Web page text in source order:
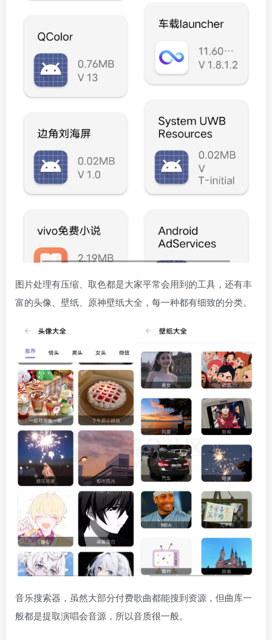
图片处理有压缩、取色都是大家平常会用到的工具，还有丰
富的头像、壁纸、原神壁纸大全，每一种都有细致的分类。
音乐搜索器，虽然大部分付费歌曲都能搜到资源，但曲库一
般都是提取演唱会音源，所以音质很一般。